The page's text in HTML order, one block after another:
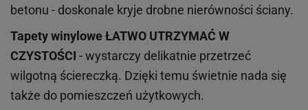
betonu - doskonale kryje drobne nierówności ściany.
Tapety winyloweŁATWO UTRZYMAĆ W
CZYSTOŚCI - wystarczy delikatnie przetrzeć
wilgotną ściereczką. Dzięki temu świetnie nada się
także do pomieszczeń użytkowych.